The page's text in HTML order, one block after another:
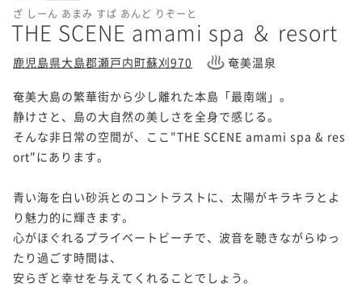
ざ しーん あまみ すぱ あんど りぞーと
THE SCENE amami spa ＆ resort
鹿児島県大島郡瀬戸内町蘇刈970 奄美温泉
奄美大島の繁華街から少し離れた本島「最南端」。
静けさと、島の大自然の美しさを全身で感じる。
そんな非日常の空間が、ここ"THE SCENE amami spa & res
ort"にあります。
青い海を白い砂浜とのコントラストに、太陽がキラキラとよ
り魅力的に輝きます。
心がほぐれるプライベートビーチで、波音を聴きながらゆっ
たり過ごす時間は、
安らぎと幸せを与えてくれることでしょう。